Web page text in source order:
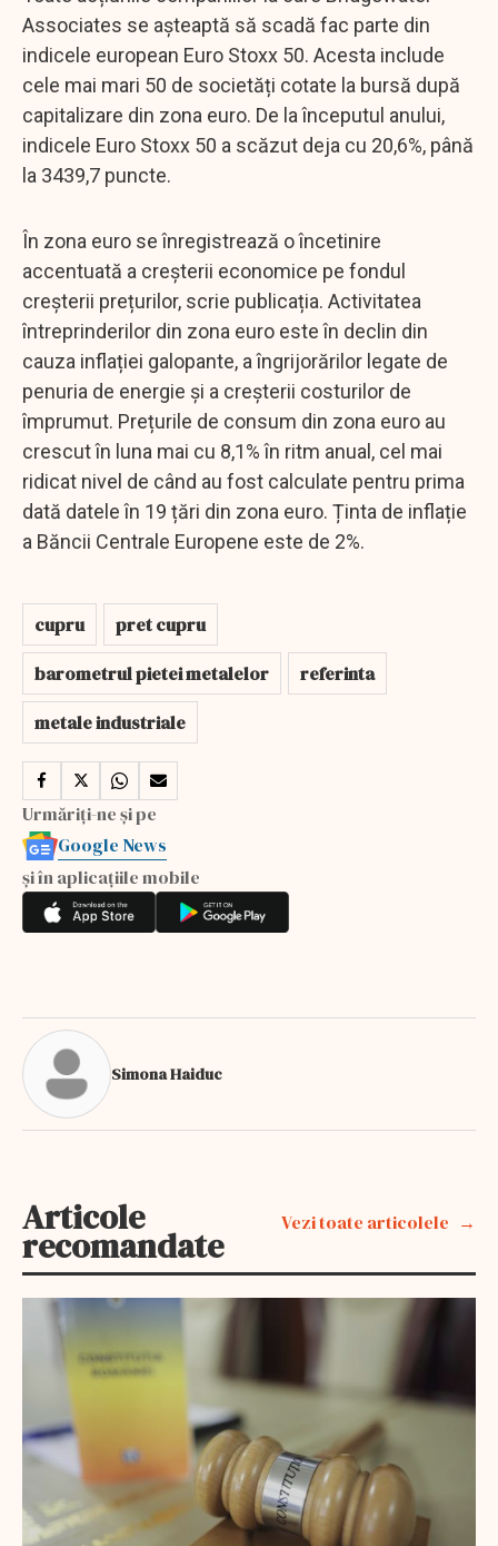
Associates se așteaptă să scadă fac parte din
indicele european Euro Stoxx 50. Acesta include
cele mai mari 50 de societăți cotate la bursă după
capitalizare din zona euro. De la începutul anului,
indicele Euro Stoxx 50 a scăzut deja cu 20,6%, până
la 3439,7 puncte.
În zona euro se înregistrează o încetinire
accentuată a creșterii economice pe fondul
creșterii prețurilor, scrie publicația. Activitatea
întreprinderilor din zona euro este în declin din
cauza inflației galopante, a îngrijorărilor legate de
penuria de energie și a creșterii costurilor de
împrumut. Prețurile de consum din zona euro au
crescut în luna mai cu 8,1% în ritm anual, cel mai
ridicat nivel de când au fost calculate pentru prima
dată datele în 19 țări din zona euro. Ținta de inflație
a Băncii Centrale Europene este de 2%.
cupru
pret cupru
barometrul pietei metalelor
referinta
metale industriale
Urmăriți-ne și pe
Google News
și în aplicațiile mobile
Simona Haiduc
Articole
recomandate
Vezi toate articolele